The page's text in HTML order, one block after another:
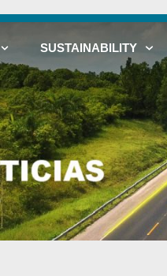
SUSTAINABILITY